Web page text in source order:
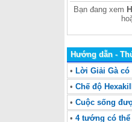
Bạn đang xem
Hướng dẫn -
• Lời Giải Gà
• Chế độ
• Cuộc sống
• 4 tướng có thể